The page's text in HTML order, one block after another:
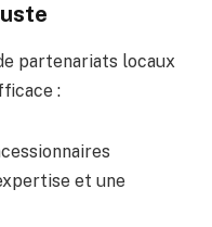
partenariats locaux
:
et une